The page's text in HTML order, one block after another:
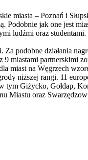
miasta – Poznań i
Podobnie jak one jest
ludźmi oraz studentami.
podobne działania
miastami partnerskimi
miast na Węgrzech
niższej rangi. 11
tym Giżycko, Gołdap,
Miastu oraz